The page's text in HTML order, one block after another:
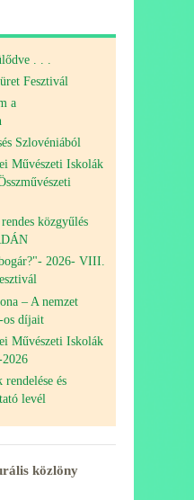
. . .
Fesztivál
a
Szlovéniából
Művészeti Iskolák
közgyűlés
2026- VIII.
– A nemzet
os díjait
Művészeti Iskolák
és
levél
közlöny